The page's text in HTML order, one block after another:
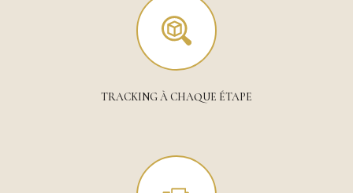
TRACKING À CHAQUE ÉTAPE